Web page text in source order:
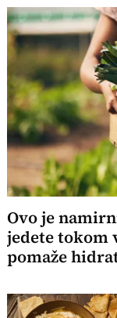
Ovo je
jedete tokom
pomaže